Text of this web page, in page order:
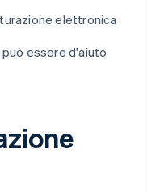
elettronica
essere d'aiuto